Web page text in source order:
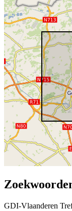
GDI-Vlaanderen